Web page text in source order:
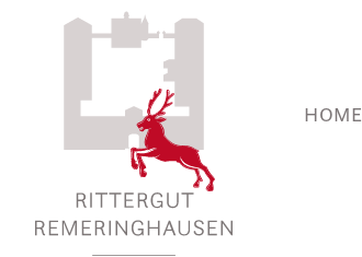
Hauptinhalt springen
Zur Suche springen
Zur Hauptnavigation springen
HOME